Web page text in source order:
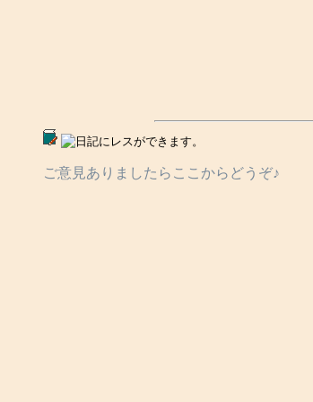
ご意見ありましたらここからどうぞ♪